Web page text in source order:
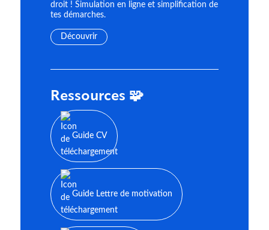
droit ! Simulation en ligne et simplification de
tes démarches.
Découvrir
Ressources 🧩
Guide CV
Guide Lettre de motivation